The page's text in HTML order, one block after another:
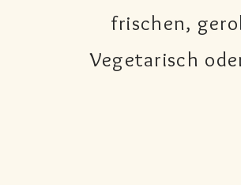
frischen,
Vegetarisch